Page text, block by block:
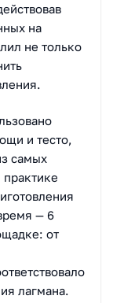
на
не только
и тесто,
самых
— 6
от
лагмана.